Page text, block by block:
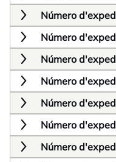
Número
Número
Número
Número
Número
Número
Número